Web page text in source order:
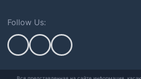
Follow Us: